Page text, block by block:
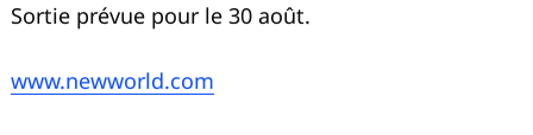
Sortie prévue pour le 30 août.
www.newworld.com